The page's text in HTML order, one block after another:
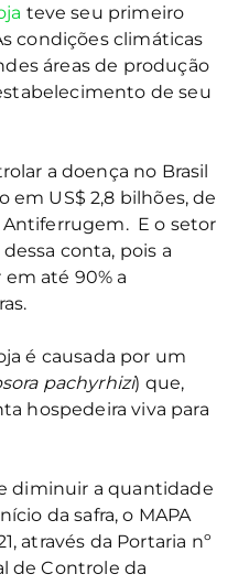
teve seu primeiro
condições climáticas
áreas de produção
de seu
a doença no Brasil
em US$ 2,8 bilhões, de
E o setor
conta, pois a
até 90% a
é causada por um
pachyrhizi) que,
hospedeira viva para
diminuir a quantidade
da safra, o MAPA
através da Portaria nº
de Controle da